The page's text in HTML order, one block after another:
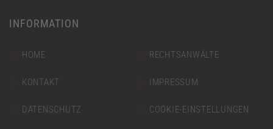
INFORMATION
HOME RECHTSANWÄLTE
KONTAKT IMPRESSUM
DATENSCHUTZ COOKIE-EINSTELLUNGEN